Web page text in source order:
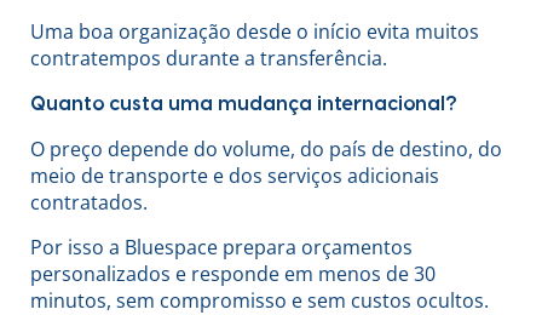
Uma boa organização desde o início evita muitos
contratempos durante a transferência.
Quanto custa uma mudança internacional?
O preço depende do volume, do país de destino, do
meio de transporte e dos serviços adicionais
contratados.
Por isso a Bluespace prepara orçamentos
personalizados e responde em menos de 30
minutos, sem compromisso e sem custos ocultos.